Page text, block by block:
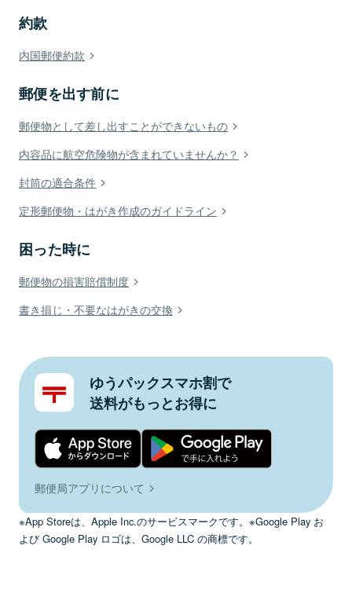
約款
内国郵便約款
郵便を出す前に
郵便物として差し出すことができないもの
内容品に航空危険物が含まれていませんか？
封筒の適合条件
定形郵便物・はがき作成のガイドライン
困った時に
郵便物の損害賠償制度
書き損じ・不要なはがきの交換
ゆうパックスマホ割で
送料がもっとお得に
郵便局アプリについて
※App Storeは、Apple Inc.のサービスマークです。※Google Play お
よび Google Play ロゴは、Google LLC の商標です。